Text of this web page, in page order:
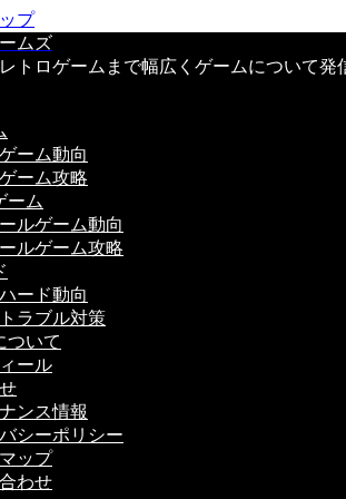
プ
ムズ
トロゲームまで幅広くゲームについて発
ーム動向
ーム攻略
ーム
ルゲーム動向
ルゲーム攻略
ード動向
ラブル対策
ついて
ール
ンス情報
シーポリシー
ップ
わせ